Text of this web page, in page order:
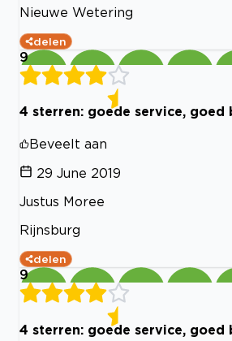
Nieuwe Wetering
delen
9
4 sterren: goede service, goed
Beveelt aan
29 June 2019
Justus Moree
Rijnsburg
delen
9
4 sterren: goede service, goed